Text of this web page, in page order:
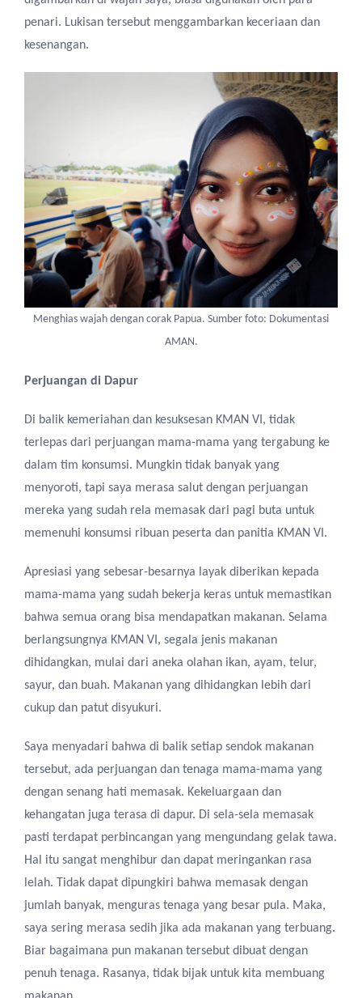
penari. Lukisan tersebut menggambarkan keceriaan dan
kesenangan.
Menghias wajah dengan corak Papua. Sumber foto: Dokumentasi
AMAN.
Perjuangan di Dapur
Di balik kemeriahan dan kesuksesan KMAN VI, tidak
terlepas dari perjuangan mama-mama yang tergabung ke
dalam tim konsumsi. Mungkin tidak banyak yang
menyoroti, tapi saya merasa salut dengan perjuangan
mereka yang sudah rela memasak dari pagi buta untuk
memenuhi konsumsi ribuan peserta dan panitia KMAN VI.
Apresiasi yang sebesar-besarnya layak diberikan kepada
mama-mama yang sudah bekerja keras untuk memastikan
bahwa semua orang bisa mendapatkan makanan. Selama
berlangsungnya KMAN VI, segala jenis makanan
dihidangkan, mulai dari aneka olahan ikan, ayam, telur,
sayur, dan buah. Makanan yang dihidangkan lebih dari
cukup dan patut disyukuri.
Saya menyadari bahwa di balik setiap sendok makanan
tersebut, ada perjuangan dan tenaga mama-mama yang
dengan senang hati memasak. Kekeluargaan dan
kehangatan juga terasa di dapur. Di sela-sela memasak
pasti terdapat perbincangan yang mengundang gelak tawa.
Hal itu sangat menghibur dan dapat meringankan rasa
lelah. Tidak dapat dipungkiri bahwa memasak dengan
jumlah banyak, menguras tenaga yang besar pula. Maka,
saya sering merasa sedih jika ada makanan yang terbuang.
Biar bagaimana pun makanan tersebut dibuat dengan
penuh tenaga. Rasanya, tidak bijak untuk kita membuang